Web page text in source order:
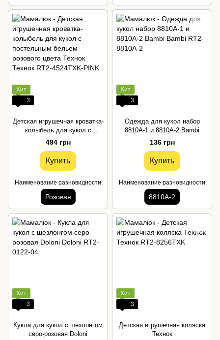
Хит
3
Детская игрушечная кроватка-
колыбель для кукол с
постельным бельем розового
цвета Технок
494 грн
Купить
Наименование разновидности
Розовая
Хит
3
Одежда для кукол набор
8810A-1 и 8810A-2 Bambi
136 грн
Купить
Наименование разновидности
8810A-2
Хит
3
Кукла для кукол с шезлонгом
серо-розовая Doloni
Хит
3
Детская игрушечная коляска
Технок